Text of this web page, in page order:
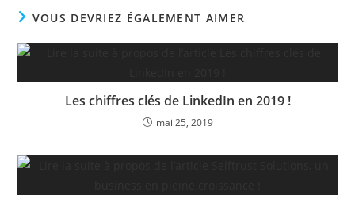
VOUS DEVRIEZ ÉGALEMENT AIMER
Les chiffres clés de LinkedIn en 2019 !
mai 25, 2019